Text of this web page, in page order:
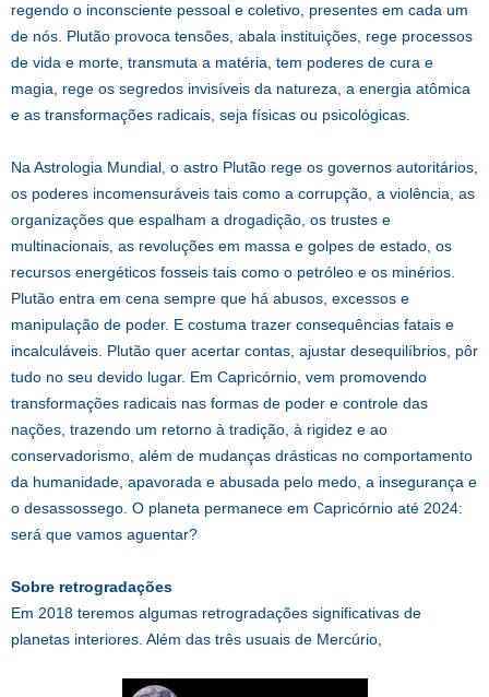
regendo o inconsciente pessoal e coletivo, presentes em cada um
de nós. Plutão provoca tensões, abala instituições, rege processos
de vida e morte, transmuta a matéria, tem poderes de cura e
magia, rege os segredos invisíveis da natureza, a energia atômica
e as transformações radicais, seja físicas ou psicológicas.
Na Astrologia Mundial, o astro Plutão rege os governos autoritários,
os poderes incomensuráveis tais como a corrupção, a violência, as
organizações que espalham a drogadição, os trustes e
multinacionais, as revoluções em massa e golpes de estado, os
recursos energéticos fosseis tais como o petróleo e os minérios.
Plutão entra em cena sempre que há abusos, excessos e
manipulação de poder. E costuma trazer consequências fatais e
incalculáveis. Plutão quer acertar contas, ajustar desequilíbrios, pôr
tudo no seu devido lugar. Em Capricórnio, vem promovendo
transformações radicais nas formas de poder e controle das
nações, trazendo um retorno à tradição, à rigidez e ao
conservadorismo, além de mudanças drásticas no comportamento
da humanidade, apavorada e abusada pelo medo, a insegurança e
o desassossego. O planeta permanece em Capricórnio até 2024:
será que vamos aguentar?
Sobre retrogradações
Em 2018 teremos algumas retrogradações significativas de
planetas interiores. Além das três usuais de Mercúrio,